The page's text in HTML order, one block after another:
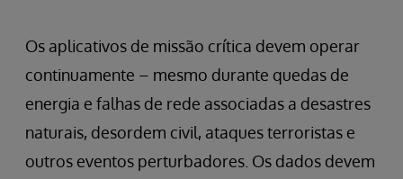
Os aplicativos de missão crítica devem operar
continuamente – mesmo durante quedas de
energia e falhas de rede associadas a desastres
naturais, desordem civil, ataques terroristas e
outros eventos perturbadores. Os dados devem